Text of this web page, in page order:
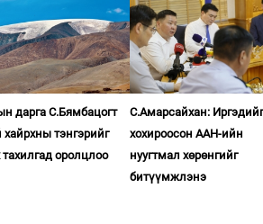
дарга С.Бямбацогт
хайрхны тэнгэрийг
тахилгад оролцлоо
С.Амарсайхан: Иргэдийг
хохироосон ААН-ийн
нуугтмал хөрөнгийг
битүүмжлэнэ